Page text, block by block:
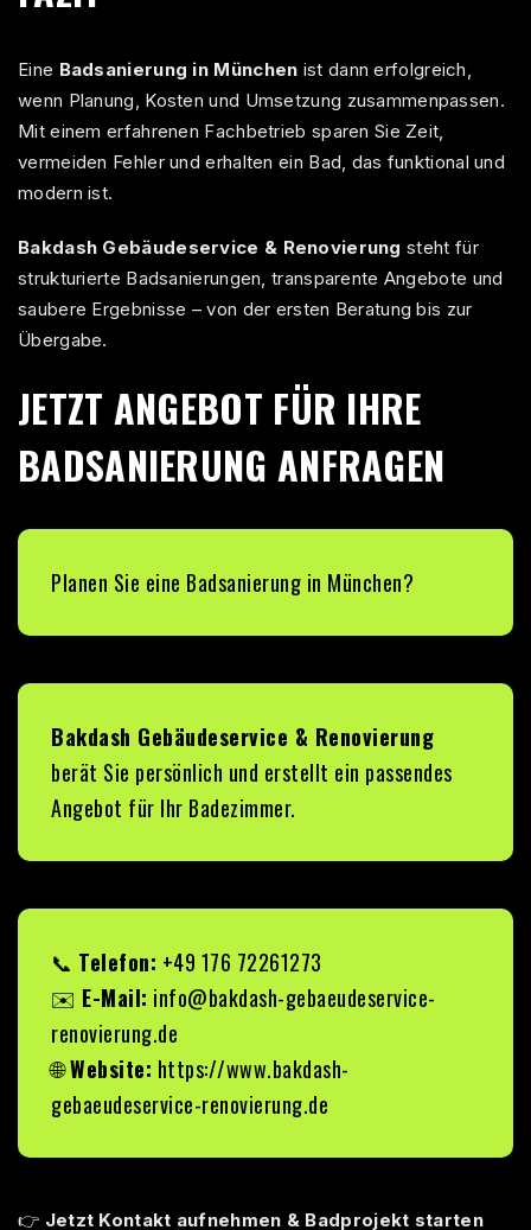
Eine Badsanierung in München ist dann erfolgreich,
wenn Planung, Kosten und Umsetzung zusammenpassen.
Mit einem erfahrenen Fachbetrieb sparen Sie Zeit,
vermeiden Fehler und erhalten ein Bad, das funktional und
modern ist.
Bakdash Gebäudeservice & Renovierung steht für
strukturierte Badsanierungen, transparente Angebote und
saubere Ergebnisse – von der ersten Beratung bis zur
Übergabe.
JETZT ANGEBOT FÜR IHRE
BADSANIERUNG ANFRAGEN
Planen Sie eine Badsanierung in München?
Bakdash Gebäudeservice & Renovierung
berät Sie persönlich und erstellt ein passendes
Angebot für Ihr Badezimmer.
📞 Telefon: +49 176 72261273
✉️ E-Mail: info@bakdash-gebaeudeservice-
renovierung.de
🌐Website: https://www.bakdash-
gebaeudeservice-renovierung.de
👉 Jetzt Kontakt aufnehmen & Badprojekt starten